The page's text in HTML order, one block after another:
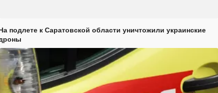
подлете к Саратовской области уничтожили украинские